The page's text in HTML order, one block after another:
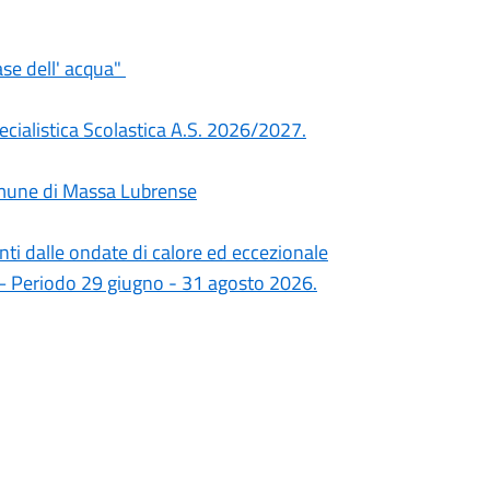
dell' acqua"
Scolastica A.S. 2026/2027.
di Massa Lubrense
dalle ondate di calore ed eccezionale
29 giugno - 31 agosto 2026.